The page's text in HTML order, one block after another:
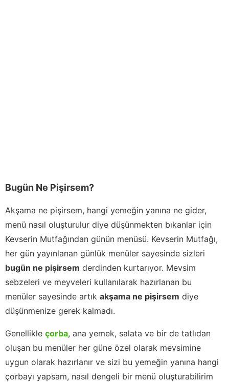
Bugün Ne Pişirsem?
Akşama ne pişirsem, hangi yemeğin yanına ne gider,
menü nasıl oluşturulur diye düşünmekten bıkanlar için
Kevserin Mutfağından günün menüsü. Kevserin Mutfağı,
her gün yayınlanan günlük menüler sayesinde sizleri
bugün ne pişirsem derdinden kurtarıyor. Mevsim
sebzeleri ve meyveleri kullanılarak hazırlanan bu
menüler sayesinde artık akşama ne pişirsem diye
düşünmenize gerek kalmadı.
Genellikle çorba, ana yemek, salata ve bir de tatlıdan
oluşan bu menüler her güne özel olarak mevsimine
uygun olarak hazırlanır ve sizi bu yemeğin yanına hangi
çorbayı yapsam, nasıl dengeli bir menü oluşturabilirim